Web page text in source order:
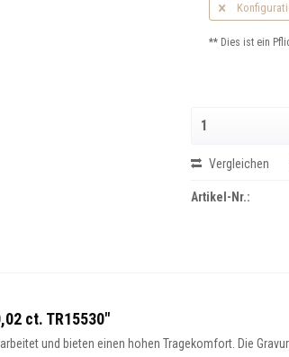
** Dies ist ein
Vergleichen
Artikel-Nr.:
ct. TR15530"
und bieten einen hohen Tragekomfort. Die